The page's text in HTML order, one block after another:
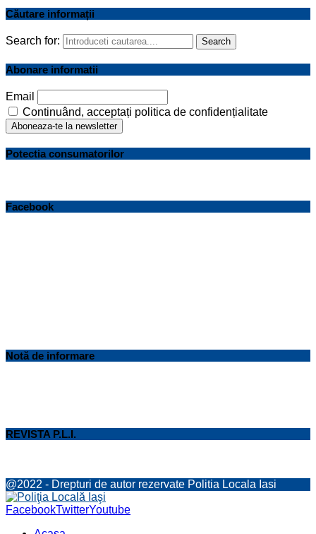
Căutare informații
Search for: Search
Abonare informatii
Email
Continuând, acceptați politica de confidențialitate
Potectia consumatorilor
Facebook
Notă de informare
REVISTA P.L.I.
@2022 - Drepturi de autor rezervate Politia Locala Iasi
FacebookTwitterYoutube